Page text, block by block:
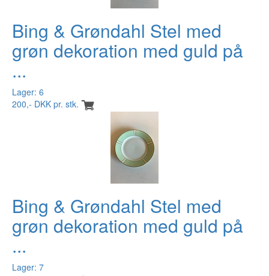
Bing & Grøndahl Stel med
grøn dekoration med guld på
...
Lager: 6
200,- DKK pr. stk.
Bing & Grøndahl Stel med
grøn dekoration med guld på
...
Lager: 7